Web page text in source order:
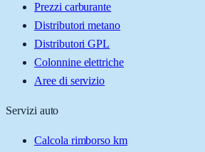
Prezzi carburante
Distributori metano
Distributori GPL
Colonnine elettriche
Aree di servizio
Servizi auto
Calcola rimborso km